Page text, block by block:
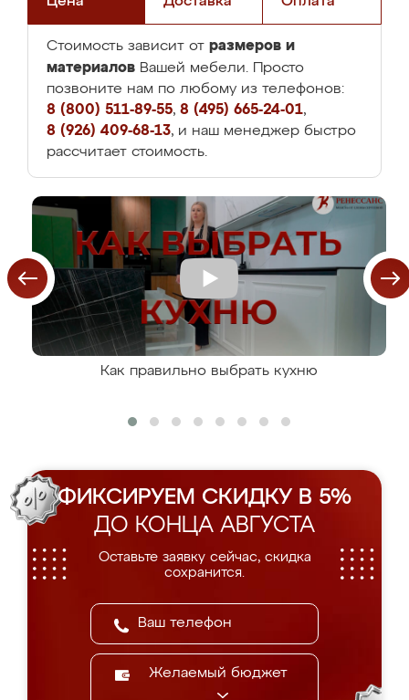
Стоимость зависит от размеров и
материалов Вашей мебели. Просто
позвоните нам по любому из телефонов:
8 (800) 511-89-55, 8 (495) 665-24-01,
8 (926) 409-68-13, и наш менеджер быстро
рассчитает стоимость.
Как правильно выбрать кухню
ФИКСИРУЕМ СКИДКУ В 5%
ДО КОНЦА АВГУСТА
Оставьте заявку сейчас, скидка
сохранится.
Желаемый бюджет